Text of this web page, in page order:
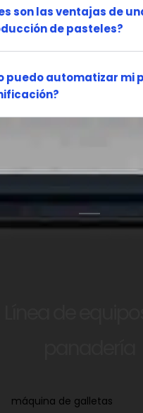
son las ventajas de
de pasteles?
puedo automatizar mi
máquina de galletas